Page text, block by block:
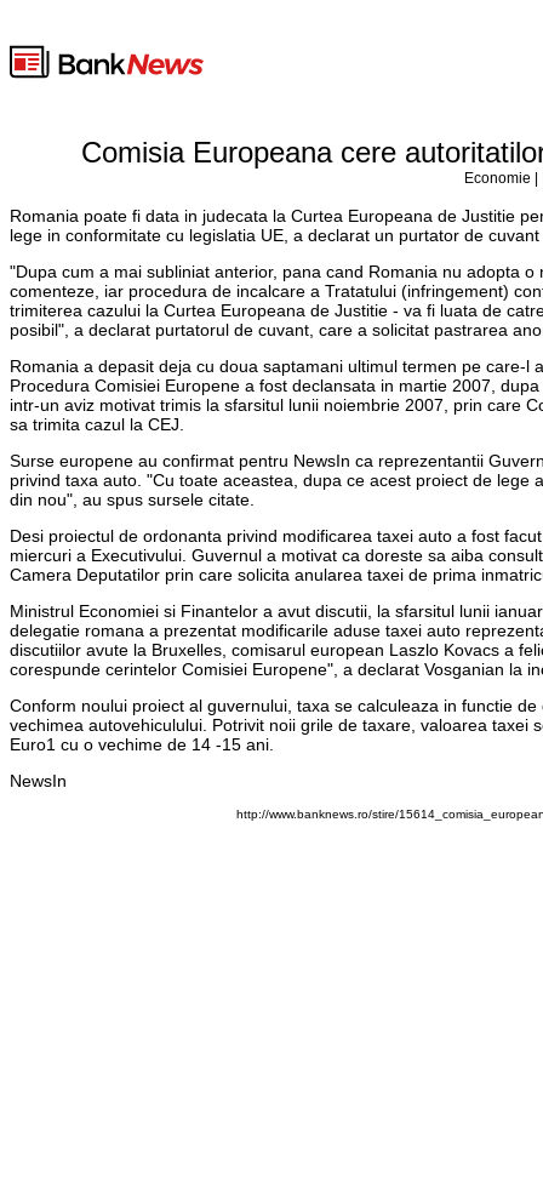
Comisia Europeana cere
Economie
Romania poate fi data in judecata la Curtea Europeana de Justitie
lege in conformitate cu legislatia UE, a declarat un purtator de
"Dupa cum a mai subliniat anterior, pana cand Romania nu adopta
comenteze, iar procedura de incalcare a Tratatului (infringement)
trimiterea cazului la Curtea Europeana de Justitie - va fi luata de
posibil", a declarat purtatorul de cuvant, care a solicitat pastrarea
Romania a depasit deja cu doua saptamani ultimul termen pe care-
Procedura Comisiei Europene a fost declansata in martie 2007,
intr-un aviz motivat trimis la sfarsitul lunii noiembrie 2007, prin care
sa trimita cazul la CEJ.
Surse europene au confirmat pentru NewsIn ca reprezentantii
privind taxa auto. "Cu toate aceastea, dupa ce acest proiect de
din nou", au spus sursele citate.
Desi proiectul de ordonanta privind modificarea taxei auto a fost
miercuri a Executivului. Guvernul a motivat ca doreste sa aiba
Camera Deputatilor prin care solicita anularea taxei de prima
Ministrul Economiei si Finantelor a avut discutii, la sfarsitul lunii
delegatie romana a prezentat modificarile aduse taxei auto
discutiilor avute la Bruxelles, comisarul european Laszlo Kovacs a
corespunde cerintelor Comisiei Europene", a declarat Vosganian la
Conform noului proiect al guvernului, taxa se calculeaza in functie
vechimea autovehiculului. Potrivit noii grile de taxare, valoarea
Euro1 cu o vechime de 14 -15 ani.
NewsIn
http://www.banknews.ro/stire/